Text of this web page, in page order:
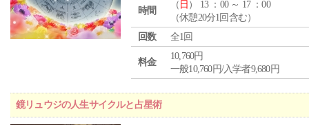
時間
（ 日 ） 13 ：00 ～ 17 ：00
（休憩20分1回含む）
回数
全1回
料金
10,760円
一般10,760円/入学者9,680円
鏡リュウジの人生サイクルと占星術